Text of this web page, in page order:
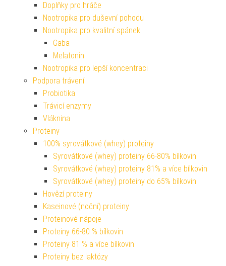
Doplňky pro hráče
Nootropika pro duševní pohodu
Nootropika pro kvalitní spánek
Gaba
Melatonin
Nootropika pro lepší koncentraci
Podpora trávení
Probiotika
Trávicí enzymy
Vláknina
Proteiny
100% syrovátkové (whey) proteiny
Syrovátkové (whey) proteiny 66-80% bílkovin
Syrovátkové (whey) proteiny 81% a více bílkovin
Syrovátkové (whey) proteiny do 65% bílkovin
Hovězí proteiny
Kaseinové (noční) proteiny
Proteinové nápoje
Proteiny 66-80 % bílkovin
Proteiny 81 % a více bílkovin
Proteiny bez laktózy